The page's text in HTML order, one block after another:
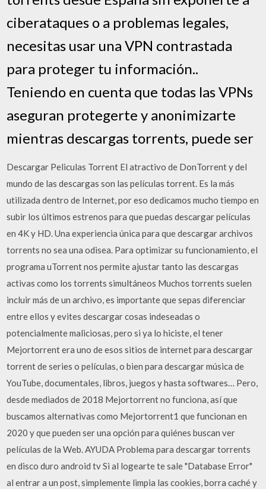
ciberataques o a problemas legales,
necesitas usar una VPN contrastada
para proteger tu información..
Teniendo en cuenta que todas las VPNs
aseguran protegerte y anonimizarte
mientras descargas torrents, puede ser
Descargar Peliculas Torrent El atractivo de DonTorrent y del
mundo de las descargas son las películas torrent. Es la más
utilizada dentro de Internet, por eso dedicamos mucho tiempo en
subir los últimos estrenos para que puedas descargar películas
en 4K y HD. Una experiencia única para que descargar archivos
torrents no sea una odisea. Para optimizar su funcionamiento, el
programa uTorrent nos permite ajustar tanto las descargas
activas como los torrents simultáneos Muchos torrents suelen
incluir más de un archivo, es importante que sepas diferenciar
entre ellos y evites descargar cosas indeseadas o
potencialmente maliciosas, pero si ya lo hiciste, el tener
Mejortorrent era uno de esos sitios de internet para descargar
torrent de series o películas, o bien para descargar música de
YouTube, documentales, libros, juegos y hasta softwares… Pero,
desde mediados de 2018 Mejortorrent no funciona, así que
buscamos alternativas como Mejortorrent1 que funcionan en
2020 y que pueden ser una opción para quiénes buscan ver
películas de la Web. AYUDA Problema para descargar torrents
en disco duro android tv Si al logearte te sale "Database Error"
al entrar a un post, simplemente limpia las cookies, borra caché y